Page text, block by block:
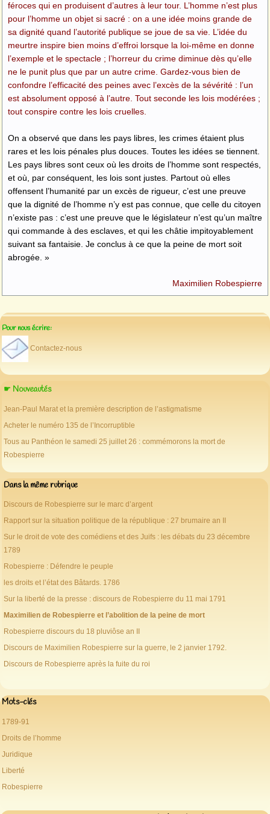
féroces qui en produisent d’autres à leur tour. L’homme n’est plus
pour l’homme un objet si sacré : on a une idée moins grande de
sa dignité quand l’autorité publique se joue de sa vie. L’idée du
meurtre inspire bien moins d’effroi lorsque la loi-même en donne
l’exemple et le spectacle ; l’horreur du crime diminue dès qu’elle
ne le punit plus que par un autre crime. Gardez-vous bien de
confondre l’efficacité des peines avec l’excès de la sévérité : l’un
est absolument opposé à l’autre. Tout seconde les lois modérées ;
tout conspire contre les lois cruelles.
On a observé que dans les pays libres, les crimes étaient plus
rares et les lois pénales plus douces. Toutes les idées se tiennent.
Les pays libres sont ceux où les droits de l’homme sont respectés,
et où, par conséquent, les lois sont justes. Partout où elles
offensent l’humanité par un excès de rigueur, c’est une preuve
que la dignité de l’homme n’y est pas connue, que celle du citoyen
n’existe pas : c’est une preuve que le législateur n’est qu’un maître
qui commande à des esclaves, et qui les châtie impitoyablement
suivant sa fantaisie. Je conclus à ce que la peine de mort soit
abrogée. »
Maximilien Robespierre
Pour nous écrire:
Contactez-nous
☛ Nouveautés
Jean-Paul Marat et la première description de l’astigmatisme
Acheter le numéro 135 de l’Incorruptible
Tous au Panthéon le samedi 25 juillet 26 : commémorons la mort de
Robespierre
Dans la même rubrique
Discours de Robespierre sur le marc d’argent
Rapport sur la situation politique de la république : 27 brumaire an II
Sur le droit de vote des comédiens et des Juifs : les débats du 23 décembre
1789
Robespierre : Défendre le peuple
les droits et l’état des Bâtards. 1786
Sur la liberté de la presse : discours de Robespierre du 11 mai 1791
Maximilien de Robespierre et l’abolition de la peine de mort
Robespierre discours du 18 pluviôse an II
Discours de Maximilien Robespierre sur la guerre, le 2 janvier 1792.
Discours de Robespierre après la fuite du roi
Mots-clés
1789-91
Droits de l’homme
Juridique
Liberté
Robespierre